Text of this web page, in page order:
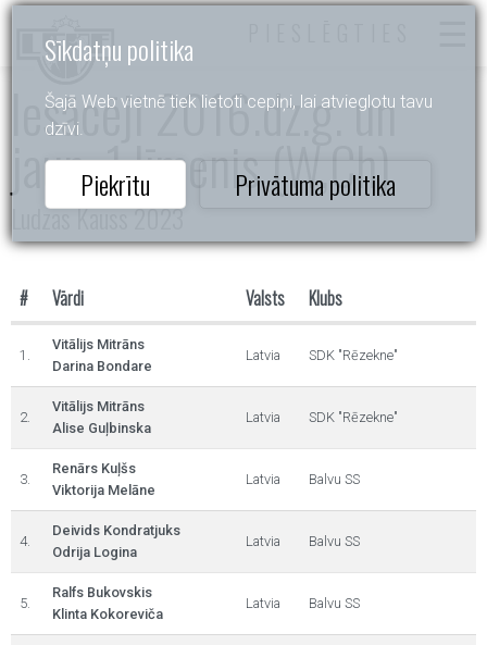
Sīkdatņu politika
Šajā Web vietnē tiek lietoti cepiņi, lai atvieglotu tavu
dzīvi.
Piekrītu Privātuma politika
Iesācēji 2016.dz.g. un
jaun. 1.līmenis (W,Ch)
Ludzas Kauss 2023
# Vārdi Valsts Klubs
1.
Vitālijs Mitrāns
Darina Bondare
Latvia SDK "Rēzekne"
2.
Vitālijs Mitrāns
Alise Guļbinska
Latvia SDK "Rēzekne"
3.
Renārs Kuļšs
Viktorija Melāne
Latvia Balvu SS
4.
Deivids Kondratjuks
Odrija Logina
Latvia Balvu SS
5.
Ralfs Bukovskis
Klinta Kokoreviča
Latvia Balvu SS